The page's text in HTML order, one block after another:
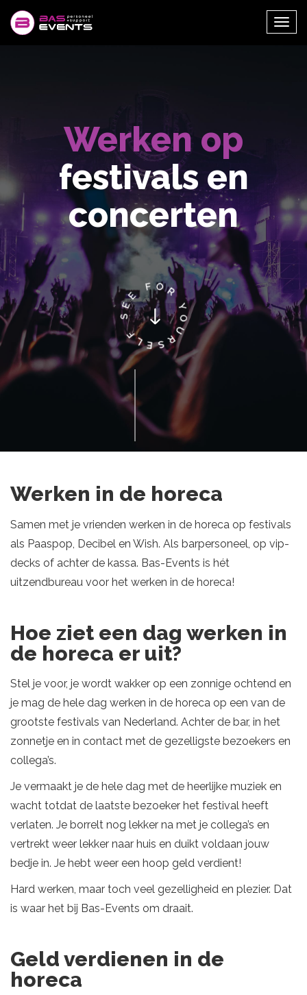
Werken op
festivals en
concerten
Werken in de horeca
Samen met je vrienden werken in de horeca op festivals
als Paaspop, Decibel en Wish. Als barpersoneel, op vip-
decks of achter de kassa. Bas-Events is hét
uitzendbureau voor het werken in de horeca!
Hoe ziet een dag werken in
de horeca er uit?
Stel je voor, je wordt wakker op een zonnige ochtend en
je mag de hele dag werken in de horeca op een van de
grootste festivals van Nederland. Achter de bar, in het
zonnetje en in contact met de gezelligste bezoekers en
collega’s.
Je vermaakt je de hele dag met de heerlijke muziek en
wacht totdat de laatste bezoeker het festival heeft
verlaten. Je borrelt nog lekker na met je collega’s en
vertrekt weer lekker naar huis en duikt voldaan jouw
bedje in. Je hebt weer een hoop geld verdient!
Hard werken, maar toch veel gezelligheid en plezier. Dat
is waar het bij Bas-Events om draait.
Geld verdienen in de
horeca